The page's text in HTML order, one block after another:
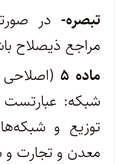
تبصره- در
مراجع ذیصلاح
ماده ۵
(اصلاحی (۱۳۹۰/
شبکه: عبارتست
توزیع و
معدن و تجارت و